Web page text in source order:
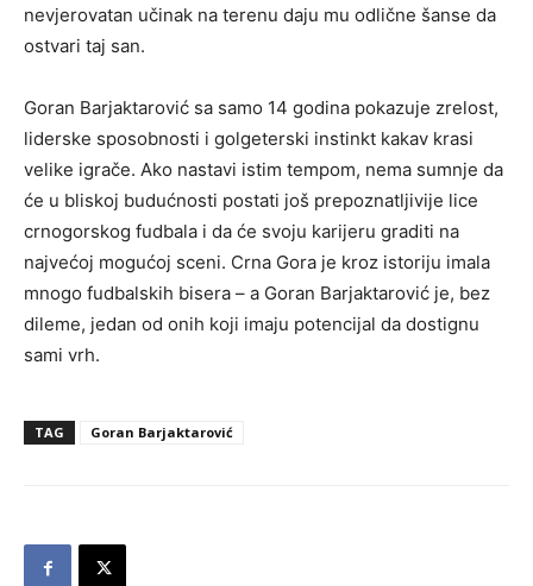
nevjerovatan učinak na terenu daju mu odlične šanse da
ostvari taj san.
Goran Barjaktarović sa samo 14 godina pokazuje zrelost,
liderske sposobnosti i golgeterski instinkt kakav krasi
velike igrače. Ako nastavi istim tempom, nema sumnje da
će u bliskoj budućnosti postati još prepoznatljivije lice
crnogorskog fudbala i da će svoju karijeru graditi na
najvećoj mogućoj sceni. Crna Gora je kroz istoriju imala
mnogo fudbalskih bisera – a Goran Barjaktarović je, bez
dileme, jedan od onih koji imaju potencijal da dostignu
sami vrh.
TAG Goran Barjaktarović